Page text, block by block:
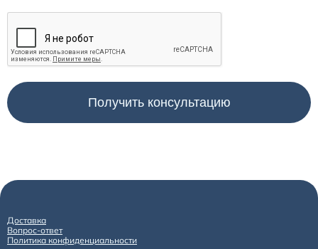
Доставка
Вопрос-ответ
Политика конфиденциальности